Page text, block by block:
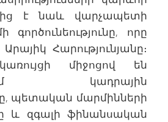
է նաև վարչապետի
որը
Հարությունյանը։
միջոցով են
կադրային
պետական մարմինների
և զգալի ֆինանսական